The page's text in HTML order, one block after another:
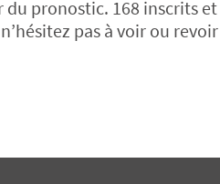
du pronostic. 168 inscrits
pas à voir ou